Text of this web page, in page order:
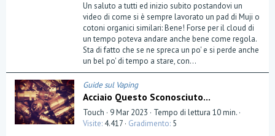
s
e
l
l
a
(
e
)
Un saluto a tutti ed inizio subito postandovi un
video di come si è sempre lavorato un pad di Muji o
cotoni organici similari: Bene! Forse per il cloud di
un tempo poteva andare anche bene come regola.
Sta di fatto che se ne spreca un po' e si perde anche
un bel po' di tempo a stare, con...
Guide sul Vaping
Acciaio Questo Sconosciuto...
Touch 9 Mar 2023
Tempo di lettura 10 min.
Visite 4.417 Gradimento 5